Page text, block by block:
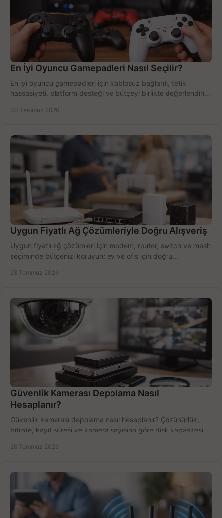
En İyi Oyuncu Gamepadleri Nasıl Seçilir?
En iyi oyuncu gamepadleri için kablosuz bağlantı, tetik
hassasiyeti, platform desteği ve bütçeyi birlikte değerlendirin;
30 Temmuz 2026
Uygun Fiyatlı Ağ Çözümleriyle Doğru Alışveriş
Uygun fiyatlı ağ çözümleri için modem, router, switch ve mesh
seçiminde bütçenizi koruyun; ev ve ofis için doğru
28 Temmuz 2026
Güvenlik Kamerası Depolama Nasıl
Hesaplanır?
Güvenlik kamerası depolama nasıl hesaplanır? Çözünürlük,
bitrate, kayıt süresi ve kamera sayısına göre disk kapasitesini
26 Temmuz 2026